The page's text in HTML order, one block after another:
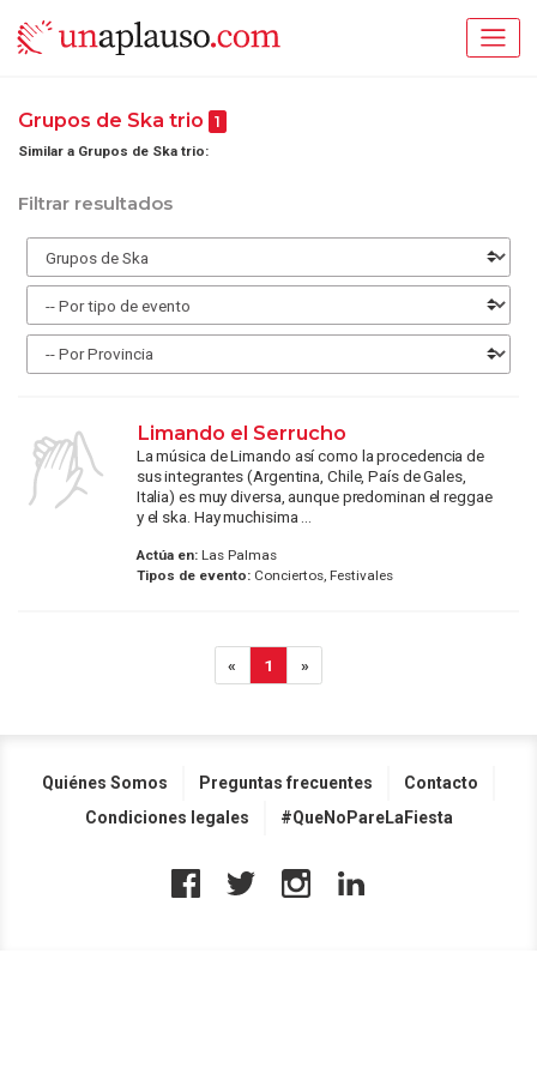
Grupos de Ska trio 1
Similar a Grupos de Ska trio:
Filtrar resultados
Limando el Serrucho
La música de Limando así como la procedencia de
sus integrantes (Argentina, Chile, País de Gales,
Italia) es muy diversa, aunque predominan el reggae
y el ska. Hay muchisima ...
Actúa en:Las Palmas
Tipos de evento:Conciertos, Festivales
« 1 »
Quiénes Somos Preguntas frecuentes
Contacto
Condiciones legales
#QueNoPareLaFiesta